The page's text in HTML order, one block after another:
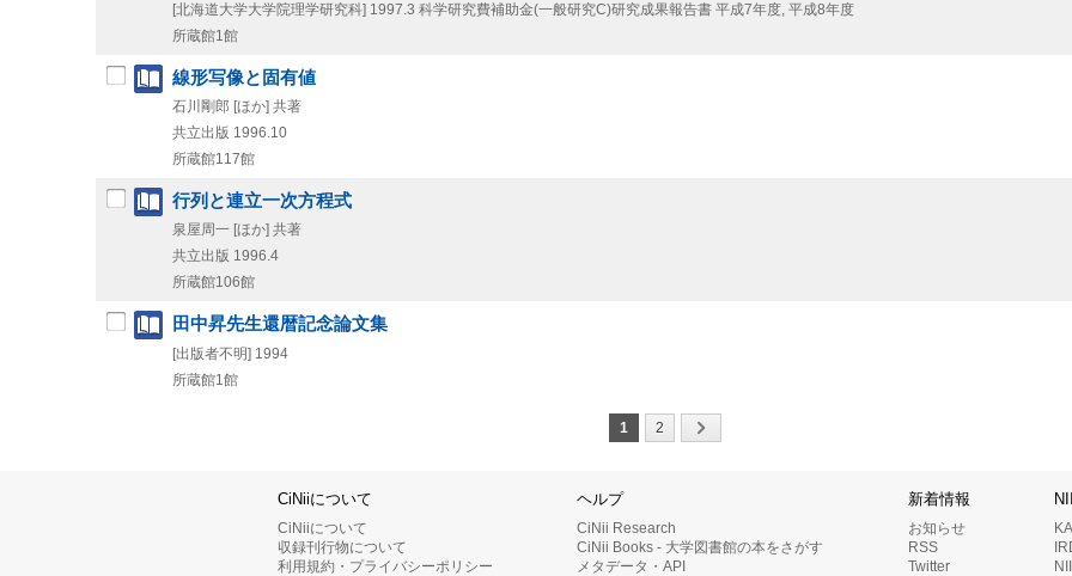
[北海道大学大学院理学研究科] 1997.3 科学研究費補助金(一般研究C)研究成果報告書 平成7年度, 平成8年度
所蔵館1館
線形写像と固有値
石川剛郎 [ほか] 共著
共立出版 1996.10
所蔵館117館
行列と連立一次方程式
泉屋周一 [ほか] 共著
共立出版 1996.4
所蔵館106館
田中昇先生還暦記念論文集
[出版者不明] 1994
所蔵館1館
1 2
CiNiiについて
CiNiiについて
収録刊行物について
利用規約・プライバシーポリシー
ヘルプ
CiNii Research
CiNii Books - 大学図書館の本をさがす
メタデータ・API
新着情報
お知らせ
RSS
Twitter